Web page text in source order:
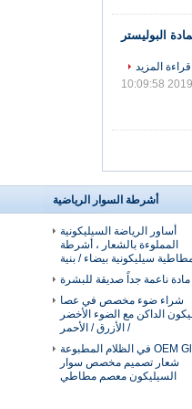
البوليستر
قراءة المزيد
2019-
أشرطة السوار الرياضية
أساور الرياضة السيليكونية
المملوءة بالشعار ، أشرطة
سيليكونية بيضاء / بنية
مادة ناعمة جداً صديقة للبشرة
شراء ضوء مخصص في عصا
الداكن مع الضوء الأخضر
/ الأزرق / الأحمر
OEM Glow في الظلام المطبوعة
شعار تصميم مخصص سوار
السيليكون معصم مطاطي